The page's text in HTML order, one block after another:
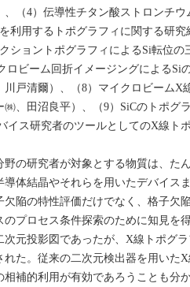
、（4）伝導性チタン酸ストロンチ
利用するトポグラフィに関する研究
ショントポグラフィによるSi転位
ロビーム回折イメージングによるSi
川戸清爾）、（8）マイクロビーム
、田沼良平）、（9）SiCのトポグ
イス研究者のツールとしてのX線ト
の研究者が対象とする物質は、た
体結晶やそれらを用いたデバイス
陥の特性評価だけでなく、格子欠
のプロセス条件探索のために知見を
元投影図であったが、X線トポグ
れた。従来の二次元検出器を用いた
補的利用が有効であろうことも分か